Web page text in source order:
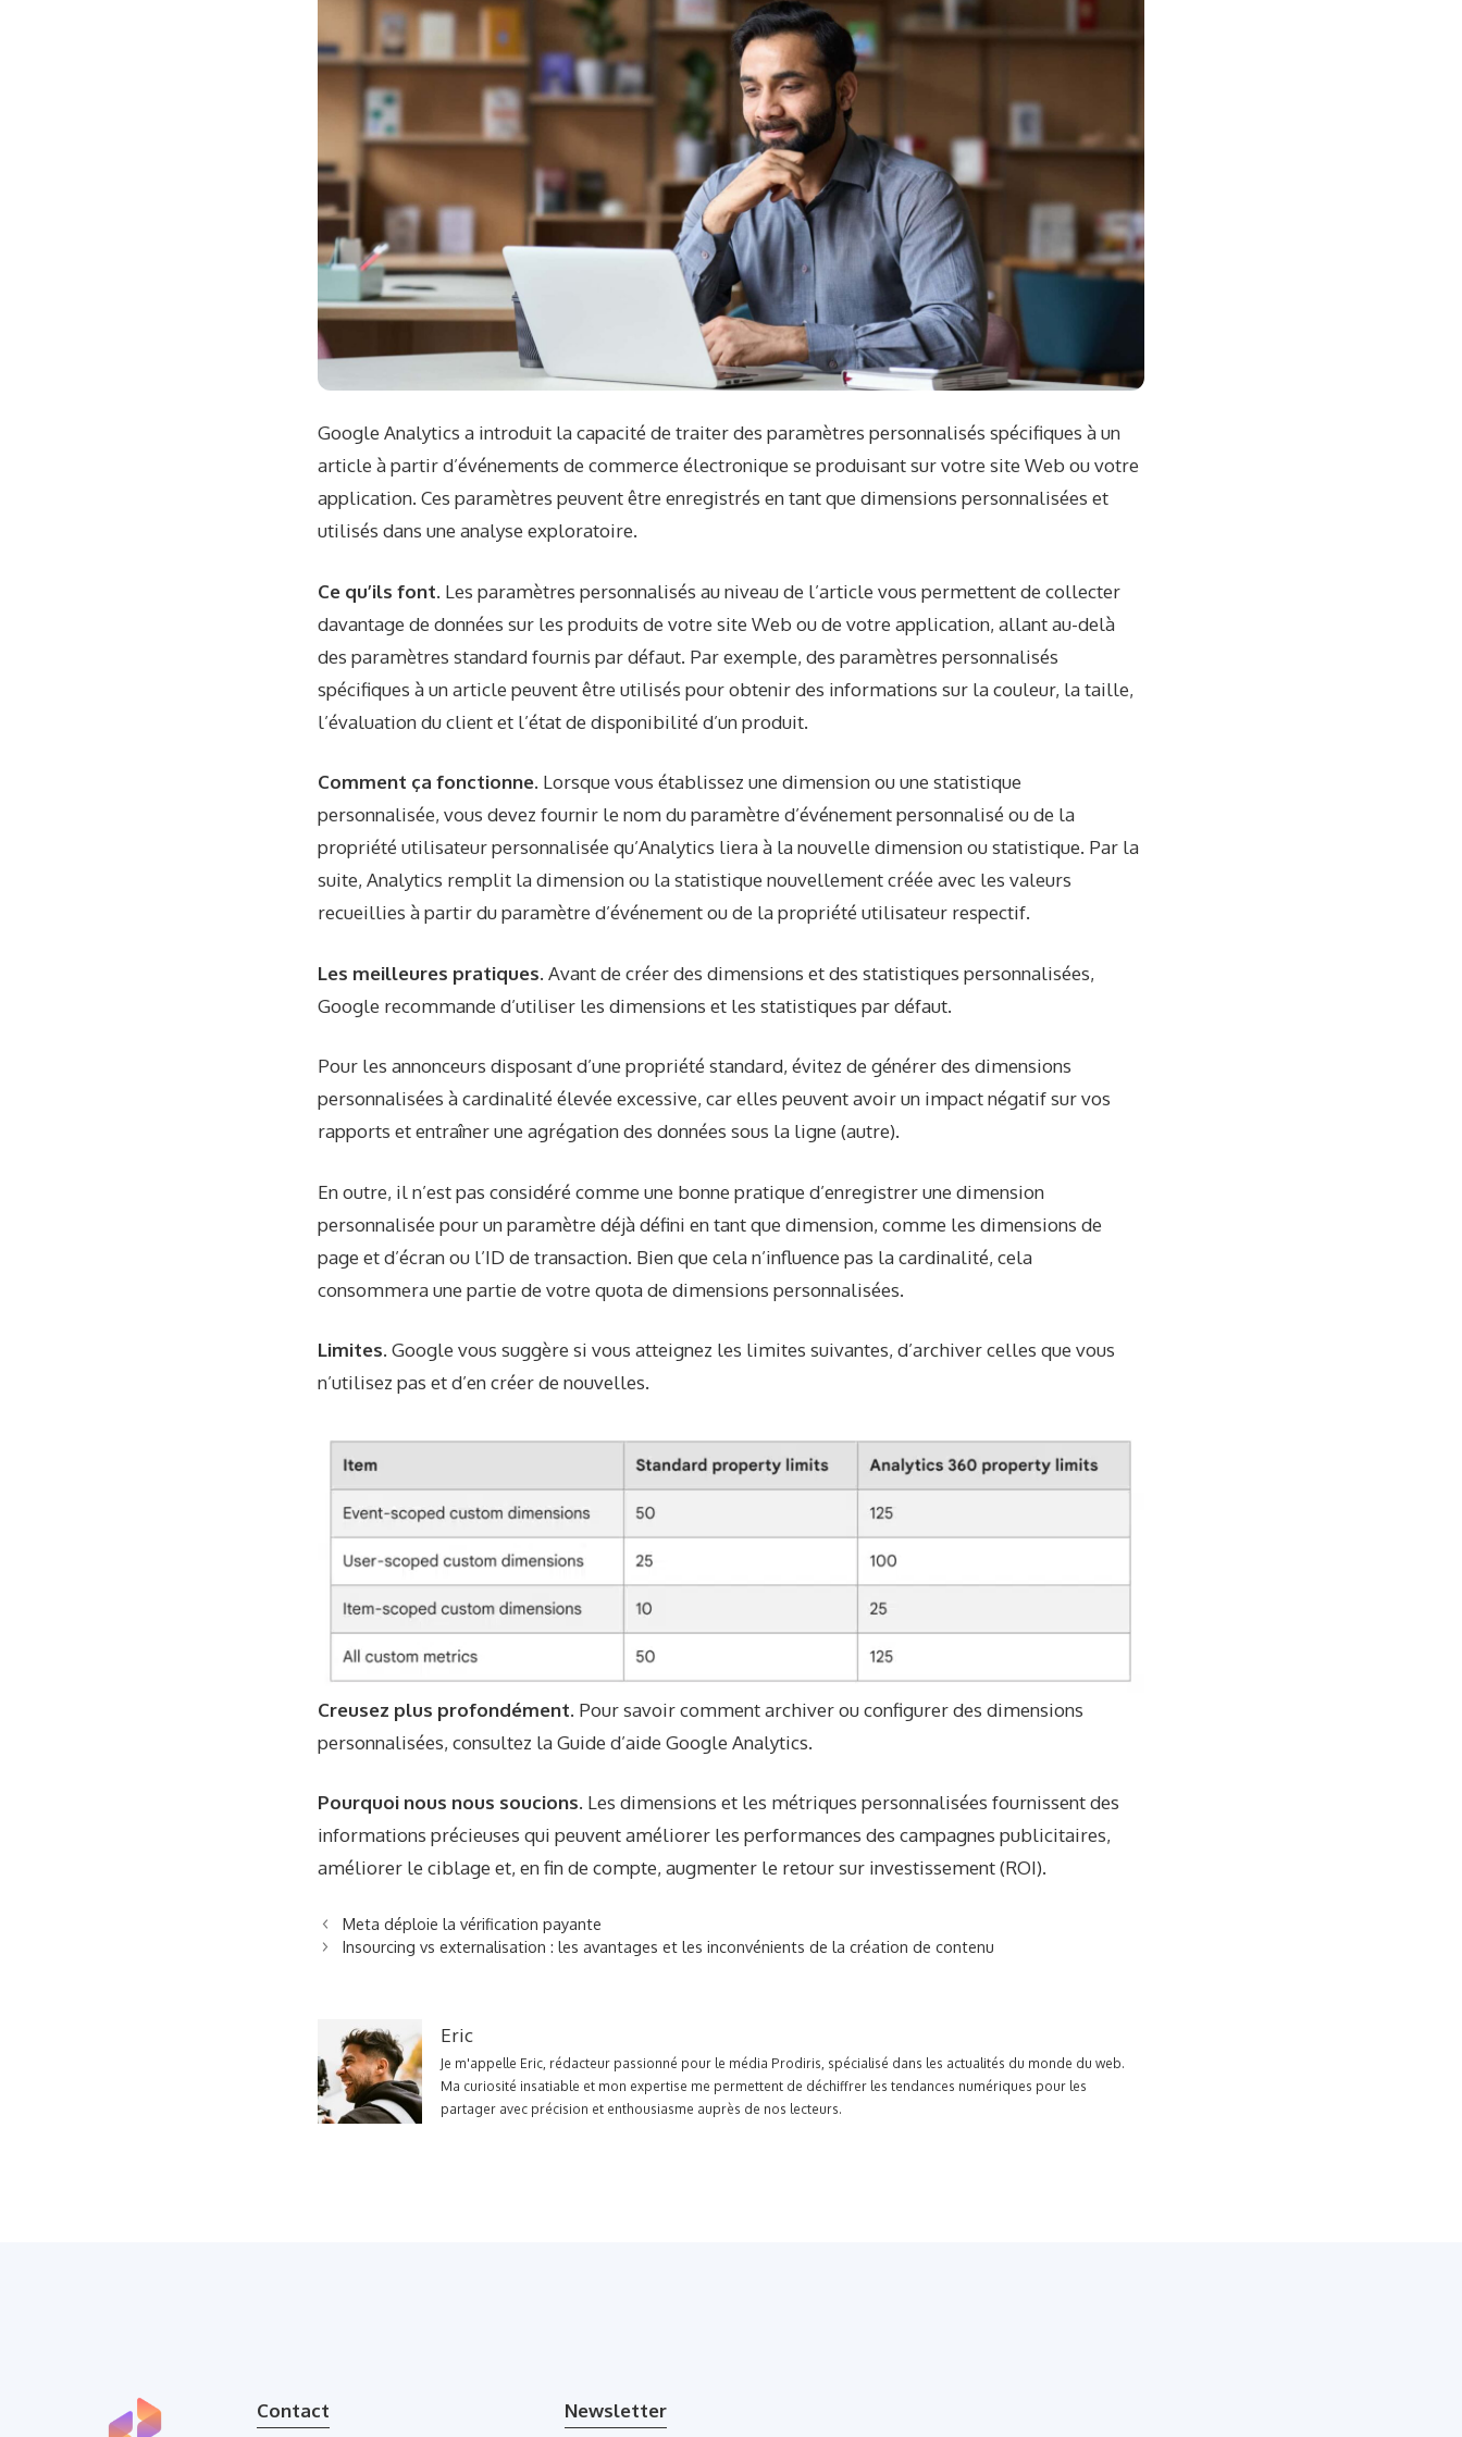
Google Analytics a introduit la capacité de traiter des paramètres personnalisés spécifiques à un
article à partir d’événements de commerce électronique se produisant sur votre site Web ou votre
application. Ces paramètres peuvent être enregistrés en tant que dimensions personnalisées et
utilisés dans une analyse exploratoire.
Ce qu’ils font. Les paramètres personnalisés au niveau de l’article vous permettent de collecter
davantage de données sur les produits de votre site Web ou de votre application, allant au-delà
des paramètres standard fournis par défaut. Par exemple, des paramètres personnalisés
spécifiques à un article peuvent être utilisés pour obtenir des informations sur la couleur, la taille,
l’évaluation du client et l’état de disponibilité d’un produit.
Comment ça fonctionne. Lorsque vous établissez une dimension ou une statistique
personnalisée, vous devez fournir le nom du paramètre d’événement personnalisé ou de la
propriété utilisateur personnalisée qu’Analytics liera à la nouvelle dimension ou statistique. Par la
suite, Analytics remplit la dimension ou la statistique nouvellement créée avec les valeurs
recueillies à partir du paramètre d’événement ou de la propriété utilisateur respectif.
Les meilleures pratiques. Avant de créer des dimensions et des statistiques personnalisées,
Google recommande d’utiliser les dimensions et les statistiques par défaut.
Pour les annonceurs disposant d’une propriété standard, évitez de générer des dimensions
personnalisées à cardinalité élevée excessive, car elles peuvent avoir un impact négatif sur vos
rapports et entraîner une agrégation des données sous la ligne (autre).
En outre, il n’est pas considéré comme une bonne pratique d’enregistrer une dimension
personnalisée pour un paramètre déjà défini en tant que dimension, comme les dimensions de
page et d’écran ou l’ID de transaction. Bien que cela n’influence pas la cardinalité, cela
consommera une partie de votre quota de dimensions personnalisées.
Limites. Google vous suggère si vous atteignez les limites suivantes, d’archiver celles que vous
n’utilisez pas et d’en créer de nouvelles.
Creusez plus profondément. Pour savoir comment archiver ou configurer des dimensions
personnalisées, consultez laGuide d’aide Google Analytics.
Pourquoi nous nous soucions. Les dimensions et les métriques personnalisées fournissent des
informations précieuses qui peuvent améliorer les performances des campagnes publicitaires,
améliorer le ciblage et, en fin de compte, augmenter le retour sur investissement (ROI).
Meta déploie la vérification payante
Insourcing vs externalisation : les avantages et les inconvénients de la création de contenu
Eric
Je m'appelle Eric, rédacteur passionné pour le média Prodiris, spécialisé dans les actualités du monde du web.
Ma curiosité insatiable et mon expertise me permettent de déchiffrer les tendances numériques pour les
partager avec précision et enthousiasme auprès de nos lecteurs.
Contact Newsletter